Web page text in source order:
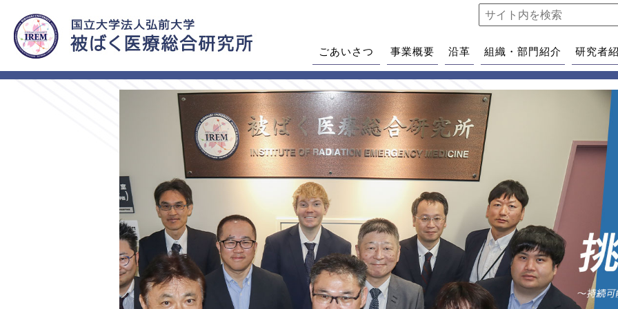
ごあいさつ 事業概要 沿革 組織・部門紹介 研究者